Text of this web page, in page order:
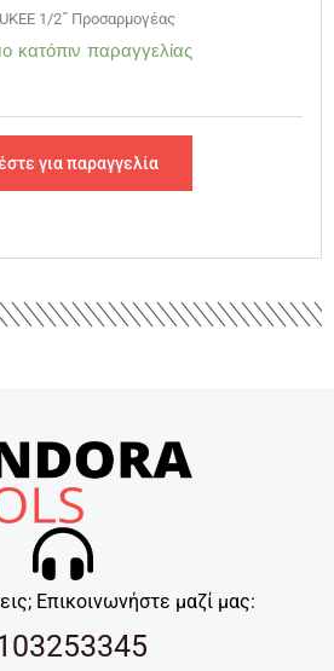
1/2˝ Προσαρμογέας
κατόπιν παραγγελίας
για παραγγελία
Επικοινωνήστε μαζί μας: